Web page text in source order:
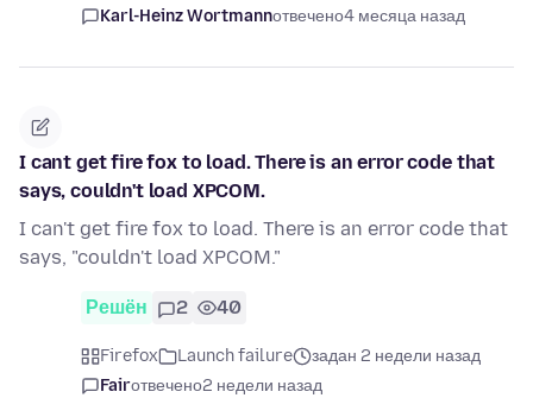
Karl-Heinz Wortmannотвечено4 месяца назад
I cant get fire fox to load. There is an error code that
says, couldn't load XPCOM.
I can't get fire fox to load. There is an error code that
says, "couldn't load XPCOM."
Решён 2 40
Firefox Launch failure
задан 2 недели назад
Fairотвечено2 недели назад